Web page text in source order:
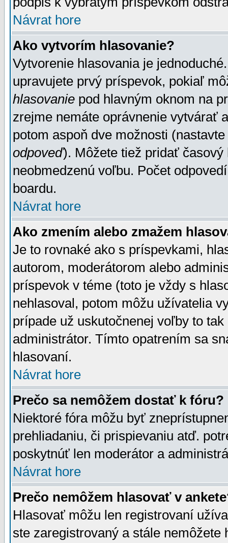
Návrat hore
Ako vytvorím hlasovanie?
Vytvorenie hlasovania je
upravujete prvý príspevok, pokiaľ
hlasovanie pod hlavným oknom na
zrejme nemáte oprávnenie vytvárať
potom aspoň dve možnosti
odpoveď). Môžete tiež pridať
neobmedzenú voľbu. Počet
boardu.
Návrat hore
Ako zmením alebo zmažem
Je to rovnaké ako s príspevkami,
autorom, moderátorom alebo
príspevok v téme (toto je vždy s
nehlasoval, potom môžu užívatelia
prípade už uskutočnenej voľby to
administrátor. Tímto opatrením sa
hlasovaní.
Návrat hore
Prečo sa nemôžem dostať k fóru?
Niektoré fóra môžu byť
prehliadaniu, či prispievaniu atď.
poskytnúť len moderátor a
Návrat hore
Prečo nemôžem hlasovať v
Hlasovať môžu len registrovaní
ste zaregistrovaný a stále